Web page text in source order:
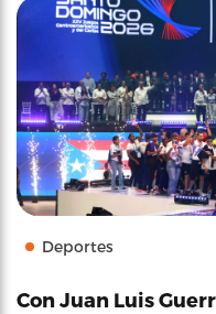
Deportes
Con Juan Luis